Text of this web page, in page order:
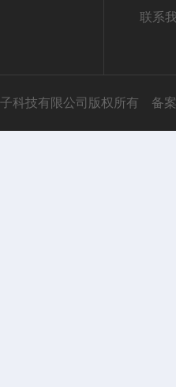
联系
科技有限公司版权所有 备